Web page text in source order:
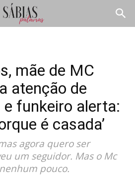
mãe de MC
atenção de
funkeiro alerta:
é casada’
agora quero ser
um seguidor. Mas o Mc
pouco.